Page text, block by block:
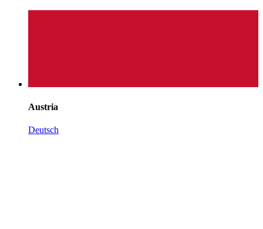
Austria
Deutsch